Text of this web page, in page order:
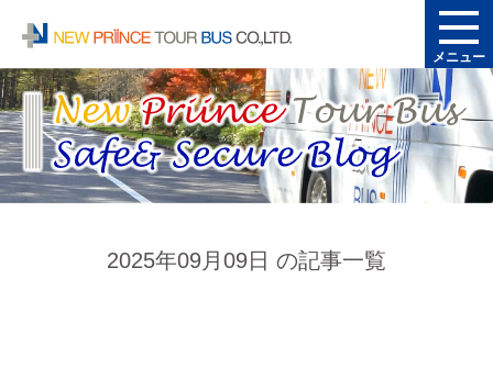
メニュー
2025年09月09日 の記事一覧